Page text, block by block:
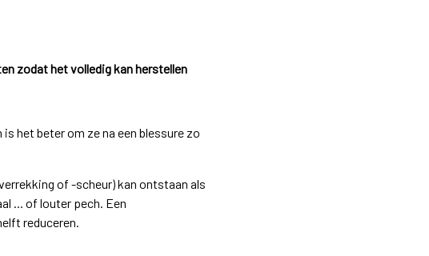
zodat het volledig kan herstellen
het beter om ze na een blessure zo
of -scheur) kan ontstaan als
... of louter pech. Een
reduceren.